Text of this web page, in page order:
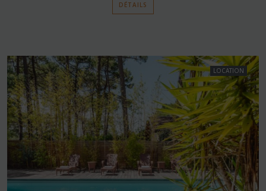
DÉTAILS
LOCATION